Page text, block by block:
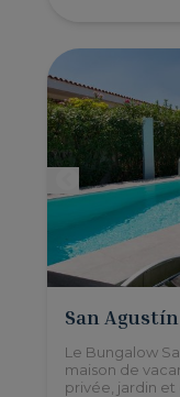
San Agustín
Le Bungalow
maison de
privée, jardin